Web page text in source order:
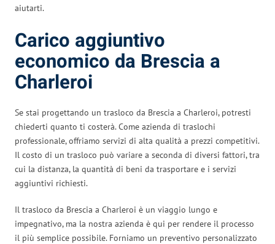
aiutarti.
Carico aggiuntivo
economico da Brescia a
Charleroi
Se stai progettando un trasloco da Brescia a Charleroi, potresti
chiederti quanto ti costerà. Come azienda di traslochi
professionale, offriamo servizi di alta qualità a prezzi competitivi.
Il costo di un trasloco può variare a seconda di diversi fattori, tra
cui la distanza, la quantità di beni da trasportare e i servizi
aggiuntivi richiesti.
Il trasloco da Brescia a Charleroi è un viaggio lungo e
impegnativo, ma la nostra azienda è qui per rendere il processo
il più semplice possibile. Forniamo un preventivo personalizzato